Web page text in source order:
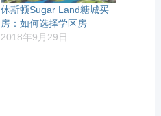
休斯顿Sugar Land糖城买
房：如何选择学区房
2018年9月29日